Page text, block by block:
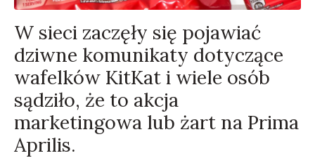
W sieci zaczęły się pojawiać
dziwne komunikaty dotyczące
wafelków KitKat i wiele osób
sądziło, że to akcja
marketingowa lub żart na Prima
Aprilis.